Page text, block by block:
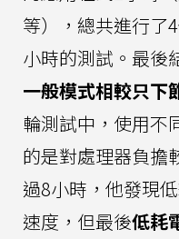
等），總共進行了
小時的測試。最後
一般模式相較只下
輪測試中，使用不
的是對處理器負擔
過8小時，他發現
速度，但最後低耗